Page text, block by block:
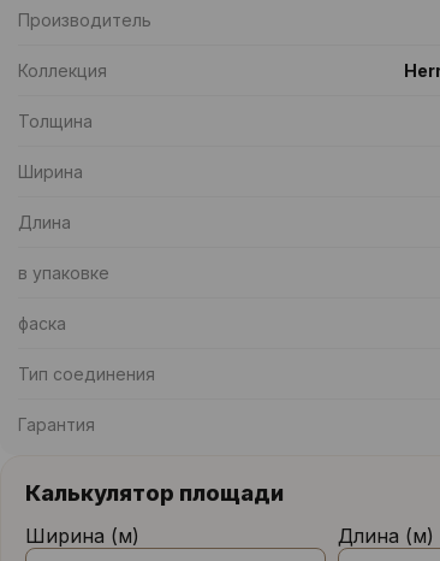
Производитель
Коллекция
Толщина
Ширина
Длина
в упаковке
фаска
Тип соединения
Гарантия
Калькулятор площади
Ширина (м) Длина (м)